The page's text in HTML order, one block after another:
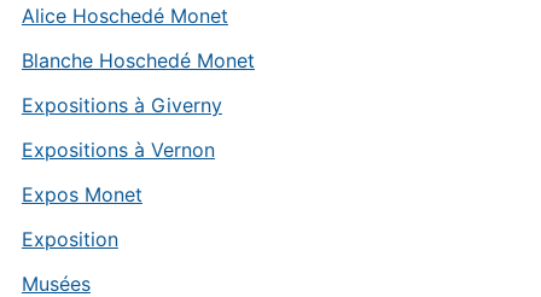
Alice Hoschedé Monet
Blanche Hoschedé Monet
Expositions à Giverny
Expositions à Vernon
Expos Monet
Exposition
Musées